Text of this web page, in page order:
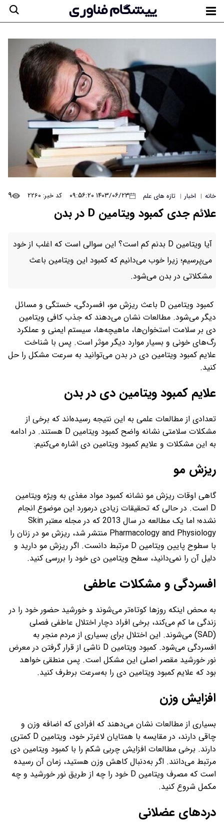
خانه | اخبار | تازه های علم ۱۴۰۳/۰۶/۲۳ ۰۹:۵۶:۲۰ کد خبر: ۲۲۶۰ ۹
علائم جدی کمبود ویتامین D در بدن
آیا ویتامین D بدنم کم است؟ این سوالی است که اغلب از خود
می‌پرسیم؛ زیرا خوب می‌دانیم که کمبود این ویتامین باعث
مشکلاتی در بدن می‌شود.
کمبود ویتامین D باعث ریزش مو، افسردگی، خستگی و مسائل
دیگر می‌شود. مطالعات نشان می‌دهند که جذب کافی ویتامین
دی بر سلامت استخوان‌ها، ماهیچه‌ها، سیستم ایمنی و عملکرد
رگ‌های خونی و بسیار موارد دیگر موثر است. پس با شناخت
علایم کمبود ویتامین دی در بدن می‌توانید به سرعت مشکل را حل
کنید.
علایم کمبود ویتامین دی در بدن
تعدادی از مطالعات علمی به این نتیجه رسیده‌اند که برخی از
مشکلات سلامتی نشانه واضح کمبود ویتامین D هستند. در ادامه
به این مشکلات و علایم کمبود ویتامین دی اشاره می‌کنیم:
ریزش مو
گاهی اوقات ریزش مو نشانه کمبود مواد مغذی به ویژه ویتامین
D است. در حالی که تحقیقات زیادی درمورد این موضوع انجام
نشده؛ اما یک مطالعه در سال 2013 که در مجله معتبر Skin
Pharmacology and Physiology منتشر شد، ریزش مو در زنان را
با سطوح پایین ویتامین D مرتبط دانست. اگر ریزش مو دارید و
دلیل آن را نمی‌دانید، سطح ویتامین دی خود را بررسی کنید.
افسردگی و مشکلات عاطفی
به محض اینکه روزها کوتاه‌تر می‌شوند و خورشید حضور خود را در
زندگی ما کم می‌کند، برخی افراد دچار اختلال عاطفی فصلی
(SAD) می‌شوند. این اختلال برای بسیاری از مردم منجر به
افسردگی می‌شود. کمبود ویتامین D ناشی از قرار گرفتن در معرض
نور خورشید مقصر اصلی این مشکل است. پس منطقی خواهد
بود که علایم کمبود ویتامین دی را به‌سرعت برطرف کنید.
افزایش وزن
بسیاری از مطالعات نشان می‌دهند که افرادی که اضافه وزن و
چاقی دارند، در مقایسه با همتایان لاغرتر خود، ویتامین D کمتری
دارند. برخی مطالعات افزایش چربی شکم را با کمبود ویتامین دی
مرتبط می‌دانند. اگر به‌دنبال کاهش وزن هستید، زمان آن رسیده
است که مصرف ویتامین D خود را چه از طریق نور خورشید و چه
مکمل شروع کنید.
دردهای عضلانی